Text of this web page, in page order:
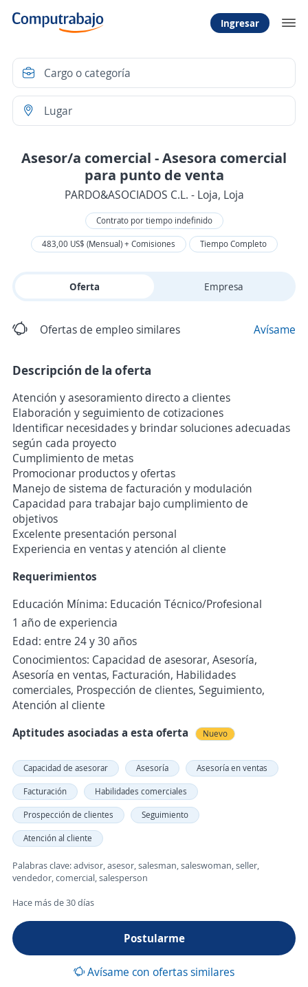
Ingresar
Asesor/a comercial - Asesora comercial
para punto de venta
PARDO&ASOCIADOS C.L. - Loja, Loja
Contrato por tiempo indefinido
483,00 US$ (Mensual) + Comisiones
Tiempo Completo
Oferta Empresa
Ofertas de empleo similares Avísame
Descripción de la oferta
Atención y asesoramiento directo a clientes
Elaboración y seguimiento de cotizaciones
Identificar necesidades y brindar soluciones adecuadas
según cada proyecto
Cumplimiento de metas
Promocionar productos y ofertas
Manejo de sistema de facturación y modulación
Capacidad para trabajar bajo cumplimiento de
objetivos
Excelente presentación personal
Experiencia en ventas y atención al cliente
Requerimientos
Educación Mínima: Educación Técnico/Profesional
1 año de experiencia
Edad: entre 24 y 30 años
Conocimientos: Capacidad de asesorar, Asesoría,
Asesoría en ventas, Facturación, Habilidades
comerciales, Prospección de clientes, Seguimiento,
Atención al cliente
Aptitudes asociadas a esta oferta
Nuevo
Capacidad de asesorar Asesoría
Asesoría en ventas
Facturación
Habilidades comerciales
Prospección de clientes
Seguimiento
Atención al cliente
Palabras clave: advisor, asesor, salesman, saleswoman, seller,
vendedor, comercial, salesperson
Hace más de 30 días
Postularme
Avísame con ofertas similares